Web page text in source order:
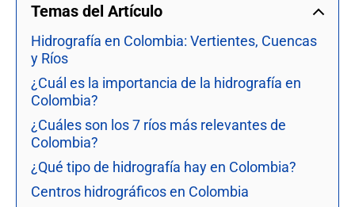
Temas del Artículo
Hidrografía en Colombia: Vertientes, Cuencas
y Ríos
¿Cuál es la importancia de la hidrografía en
Colombia?
¿Cuáles son los 7 ríos más relevantes de
Colombia?
¿Qué tipo de hidrografía hay en Colombia?
Centros hidrográficos en Colombia